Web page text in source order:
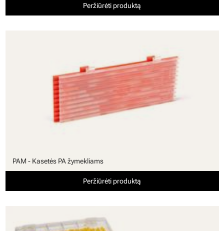
Peržiūrėti produktą
PAM - Kasetės PA žymekliams
Peržiūrėti produktą